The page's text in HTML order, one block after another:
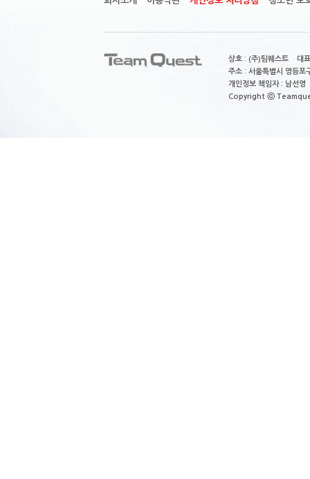
상호 : (주)팀퀘스트 대
주소 : 서울특별시 영등
개인정보 책임자 : 남
Copyright ⓒ